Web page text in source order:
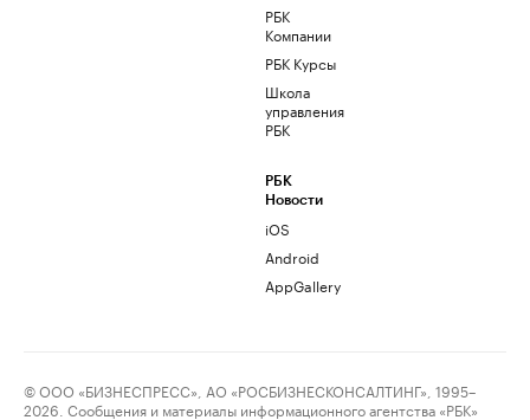
РБК
Компании
РБК Курсы
Школа
управления
РБК
РБК
Новости
iOS
Android
AppGallery
© ООО «БИЗНЕСПРЕСС», АО «РОСБИЗНЕСКОНСАЛТИНГ», 1995–
2026. Сообщения и материалы информационного агентства «РБК»